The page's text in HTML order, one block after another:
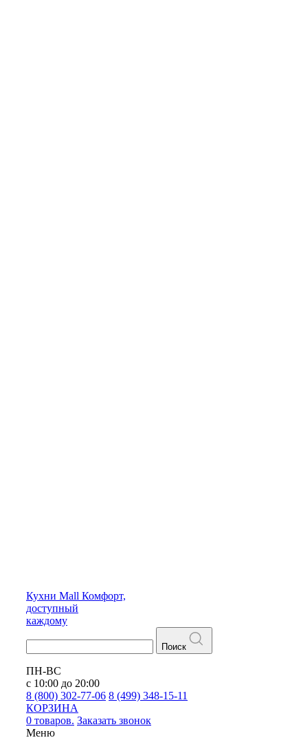
Кухни Mall Комфорт,
доступный
каждому
Поиск
ПН-ВС
с 10:00 до 20:00
8 (800) 302-77-06 8 (499) 348-15-11
КОРЗИНА
0 товаров. Заказать звонок
Меню